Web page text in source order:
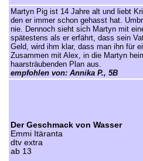
Martyn Pig ist 14 Jahre alt und liebt
den er immer schon gehasst hat.
nie. Dennoch sieht sich Martyn mit
spätestens als er erfährt, dass sein
Geld, wird ihm klar, dass man ihn für
Zusammen mit Alex, in die Martyn
haarsträubenden Plan aus.
empfohlen von: Annika P., 5B
Der Geschmack von Wasser
Emmi Itäranta
dtv extra
ab 13